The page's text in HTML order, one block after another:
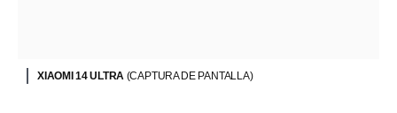
XIAOMI 14 ULTRA (CAPTURA DE PANTALLA)